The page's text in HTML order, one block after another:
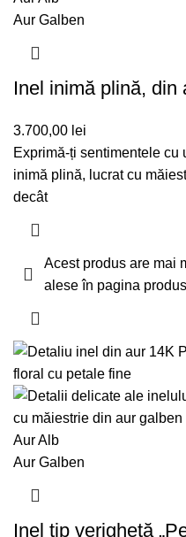
Aur Galben
Inel inimă plină, din
3.700,00 lei
Exprimă-ți sentimentele cu
inimă plină, lucrat cu
decât
Acest produs are mai
alese în pagina
Aur Alb
Aur Galben
Inel tip verighetă